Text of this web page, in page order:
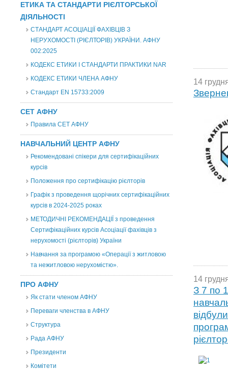
ЕТИКА ТА СТАНДАРТИ РІЄЛТОРСЬКОЇ
ДІЯЛЬНОСТІ
СТАНДАРТ АСОЦІАЦІЇ ФАХІВЦІВ З
НЕРУХОМОСТІ (РІЄЛТОРІВ) УКРАЇНИ. АФНУ
002:2025
КОДЕКС ЕТИКИ І СТАНДАРТИ ПРАКТИКИ NAR
КОДЕКС ЕТИКИ ЧЛЕНА АФНУ
Стандарт EN 15733:2009
СЕТ АФНУ
Правила СЕТ АФНУ
НАВЧАЛЬНИЙ ЦЕНТР АФНУ
Рекомендовані спікери для сертифікаційних
курсів
Положення про сертифікацію рієлторів
Графік з проведення щорічних сертифікаційних
курсів в 2024-2025 роках
МЕТОДИЧНІ РЕКОМЕНДАЦІЇ з проведення
Сертифікаційних курсів Асоціації фахівців з
нерухомості (рієлторів) України
Навчання за програмою «Операції з житловою
та нежитловою нерухомістю».
ПРО АФНУ
Як стати членом АФНУ
Переваги членства в АФНУ
Структура
Рада АФНУ
Президенти
Комітети
14
14
З 7 по